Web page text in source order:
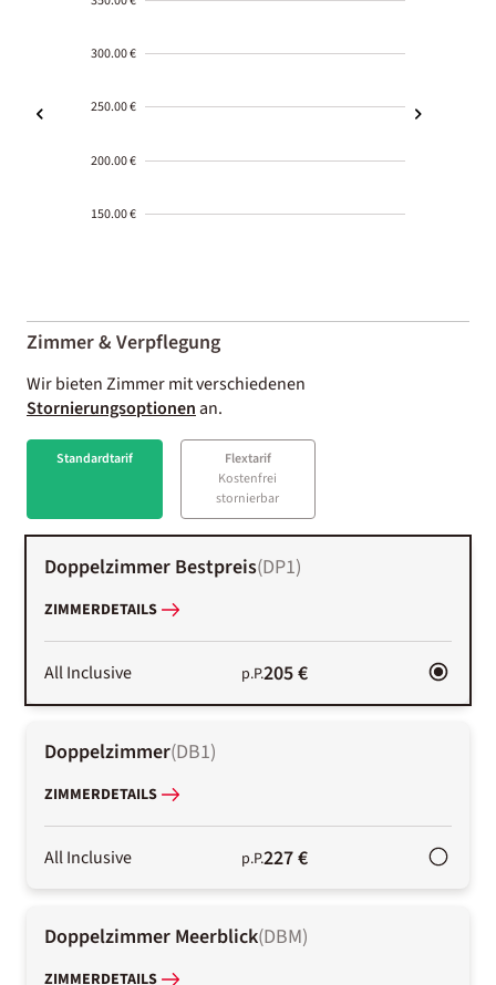
300.00 €
250.00 €
200.00 €
150.00 €
01-02
Zimmer & Verpflegung
Wir bieten Zimmer mit verschiedenen
Stornierungsoptionenan.
Standardtarif
Flextarif
Kostenfrei
stornierbar
Doppelzimmer Bestpreis(DP1)
ZIMMERDETAILS
All Inclusive p.P.205 €
Doppelzimmer(DB1)
ZIMMERDETAILS
All Inclusive p.P.227 €
Doppelzimmer Meerblick(DBM)
ZIMMERDETAILS